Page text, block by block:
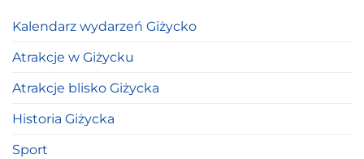
Kalendarz wydarzeń Giżycko
Atrakcje w Giżycku
Atrakcje blisko Giżycka
Historia Giżycka
Sport